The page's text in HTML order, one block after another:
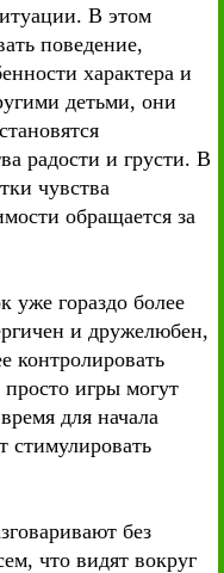
В этом
поведение,
характера и
детьми, они
радости и грусти. В
чувства
обращается за
уже гораздо более
и дружелюбен,
контролировать
игры могут
для начала
стимулировать
без
что видят вокруг